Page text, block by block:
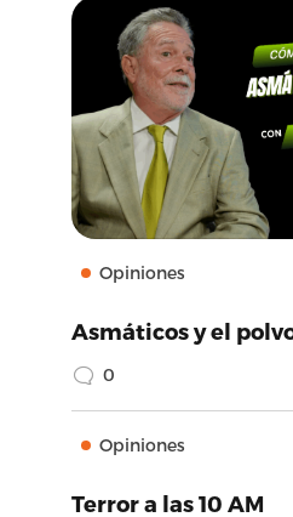
Opiniones
Asmáticos y el
0
Opiniones
Terror a las 10 AM